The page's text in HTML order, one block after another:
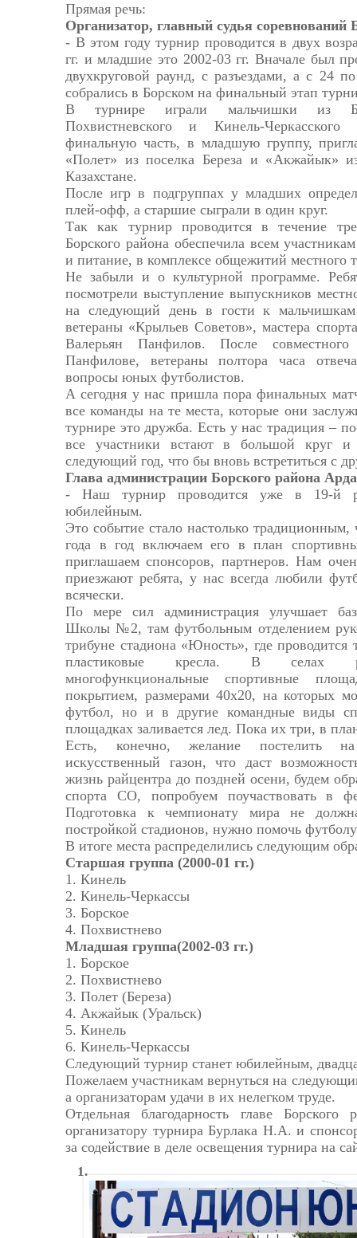
Прямая речь:
Организатор, главный судья
- В этом году турнир проводится в двух
гг. и младшие это 2002-03 гг. Вначале был
двухкруговой раунд, с разъездами, а с 24
собрались в Борском на финальный этап
В турнире играли мальчишки из
Похвистневского и Кинель-
финальную часть, в младшую группу,
«Полет» из поселка Береза и «Акжайык»
Казахстане.
После игр в подгруппах у младших
плей-офф, а старшие сыграли в один круг.
Так как турнир проводится в течение
Борского района обеспечила всем
и питание, в комплексе общежитий местного
Не забыли и о культурной программе.
посмотрели выступление выпускников
на следующий день в гости к мальчишкам
ветераны «Крыльев Советов», мастера
Валерьян Панфилов. После
Панфилове, ветераны полтора часа
вопросы юных футболистов.
А сегодня у нас пришла пора финальных
все команды на те места, которые они
турнире это дружба. Есть у нас традиция –
все участники встают в большой круг и
следующий год, что бы вновь встретиться с
Глава администрации Борского района
- Наш турнир проводится уже в 19-й
юбилейным.
Это событие стало настолько
года в год включаем его в план
приглашаем спонсоров, партнеров. Нам
приезжают ребята, у нас всегда любили
всячески.
По мере сил администрация улучшает
Школы №2, там футбольным отделением
трибуне стадиона «Юность», где проводится
пластиковые кресла. В селах
многофункциональные спортивные
покрытием, размерами 40х20, на которых
футбол, но и в другие командные виды
площадках заливается лед. Пока их три, в
Есть, конечно, желание постелить
искусственный газон, что даст
жизнь райцентра до поздней осени, будем
спорта СО, попробуем поучаствовать в
Подготовка к чемпионату мира не
постройкой стадионов, нужно помочь футболу
В итоге места распределились следующим
Старшая группа (2000-01 гг.)
1. Кинель
2. Кинель-Черкассы
3. Борское
4. Похвистнево
Младшая группа(2002-03 гг.)
1. Борское
2. Похвистнево
3. Полет (Береза)
4. Акжайык (Уральск)
5. Кинель
6. Кинель-Черкассы
Следующий турнир станет юбилейным,
Пожелаем участникам вернуться на
а организаторам удачи в их нелегком труде.
Отдельная благодарность главе
организатору турнира Бурлака Н.А. и
за содействие в деле освещения турнира на
1.